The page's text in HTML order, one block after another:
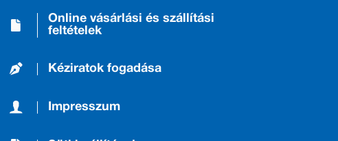
Online vásárlási és szállítási
feltételek
Kéziratok fogadása
Impresszum